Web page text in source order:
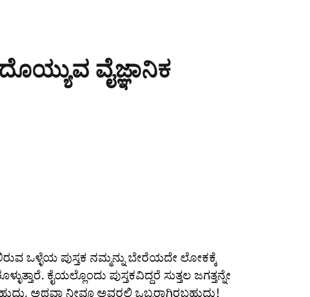
ವೈಜ್ಞಾನಿಕ
ಒಳ್ಳೆಯ ಪುಸ್ತಕ ನಮ್ಮನ್ನು ಬೇರೆಯದೇ ಲೋಕಕ್ಕೆ
ಕೈಯಲ್ಲೊಂದು ಪುಸ್ತಕವಿದ್ದರೆ ಸುತ್ತಲ ಜಗತ್ತನ್ನೇ
ಅಥವಾ ನೀವೂ ಅವರಲ್ಲಿ ಒಬ್ಬರಾಗಿರಬಹುದು!